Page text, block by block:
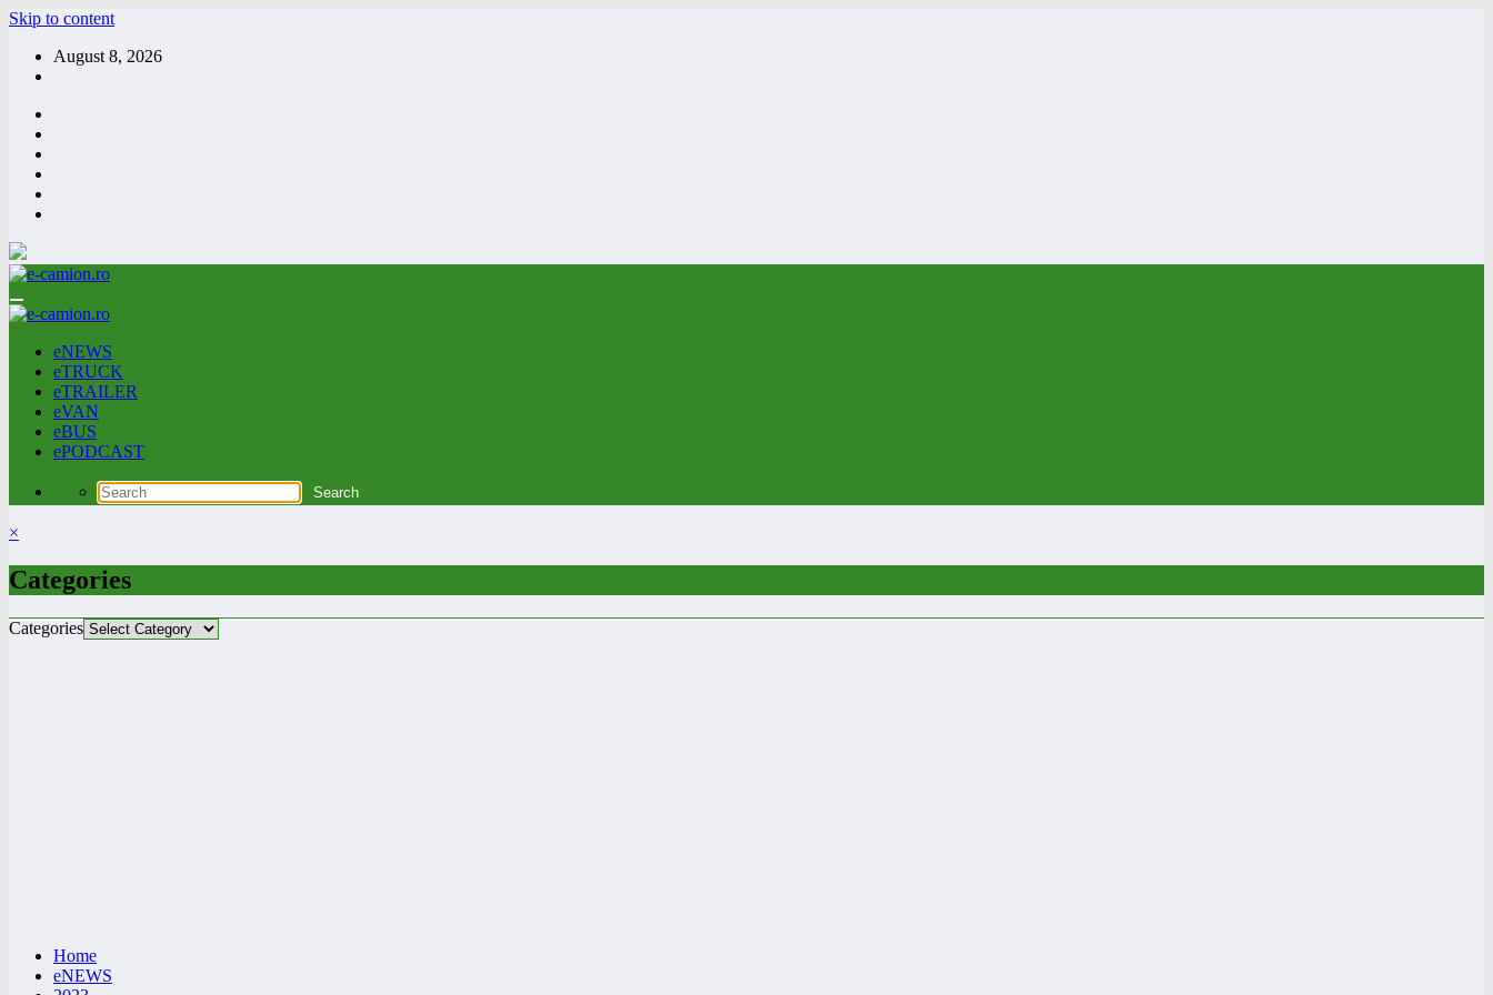
Skip to content
August 8, 2026
eNEWS
eTRUCK
eTRAILER
eVAN
eBUS
ePODCAST
×
Categories
Categories
Home
eNEWS